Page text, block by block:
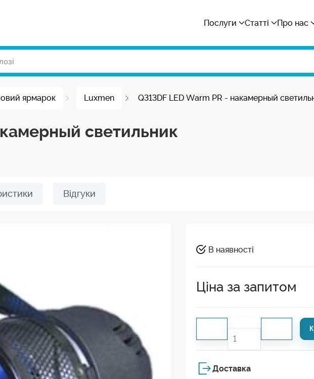
Послуги Статті Про нас
ярмарок Luxmen Q313DF LED Warm PR - накамерный
светильник
Відгуки
В наявності
Ціна за запитом
Доставка